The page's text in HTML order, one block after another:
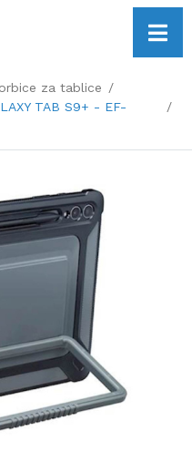
za tablice
TAB S9+ - EF-